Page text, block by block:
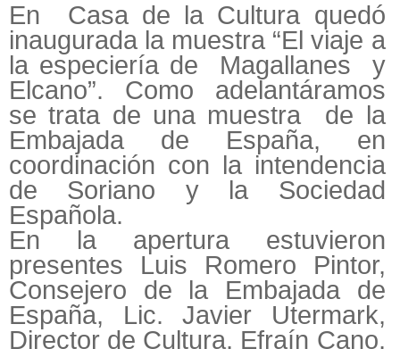
En Casa de la Cultura quedó
inaugurada la muestra “El viaje a
la especiería de Magallanes y
Elcano”. Como adelantáramos
se trata de una muestra de la
Embajada de España, en
coordinación con la intendencia
de Soriano y la Sociedad
Española.
En la apertura estuvieron
presentes Luis Romero Pintor,
Consejero de la Embajada de
España, Lic. Javier Utermark,
Director de Cultura, Efraín Cano,